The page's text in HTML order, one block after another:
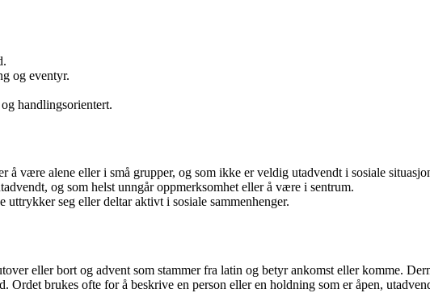
og eventyr.
handlingsorientert.
å være alene eller i små grupper, og som ikke er veldig utadvendt i sosiale
og som helst unngår oppmerksomhet eller å være i sentrum.
uttrykker seg eller deltar aktivt i sosiale sammenhenger.
eller bort og advent som stammer fra latin og betyr ankomst eller komme.
Ordet brukes ofte for å beskrive en person eller en holdning som er åpen,